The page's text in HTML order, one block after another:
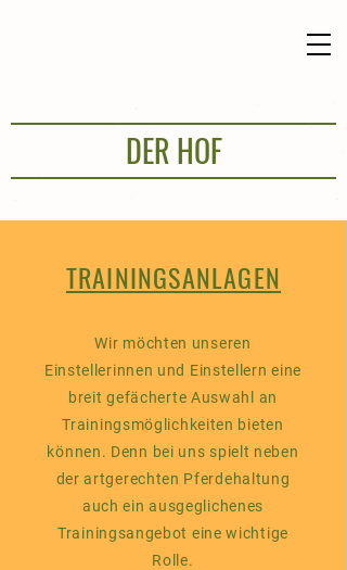
DER HOF
TRAININGSANLAGEN
Wir möchten unseren
Einstellerinnen und Einstellern eine
breit gefächerte Auswahl an
Trainingsmöglichkeiten bieten
können. Denn bei uns spielt neben
der artgerechten Pferdehaltung
auch ein ausgeglichenes
Trainingsangebot eine wichtige
Rolle.